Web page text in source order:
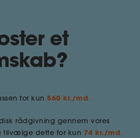
et
for kun 560 kr./md.
rådgivning gennem vores
tilvælge dette for kun 74 kr./md.